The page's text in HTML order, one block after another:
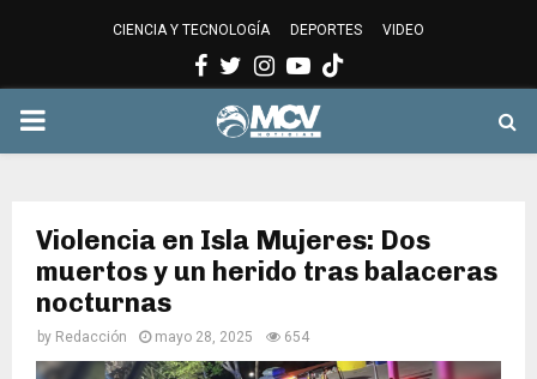
CIENCIA Y TECNOLOGÍA DEPORTES VIDEO
Facebook
Twitter
Instagram
Youtube
PRIMARY
Violencia en Isla Mujeres: Dos
muertos y un herido tras balaceras
nocturnas
by Redacción mayo 28, 2025 654